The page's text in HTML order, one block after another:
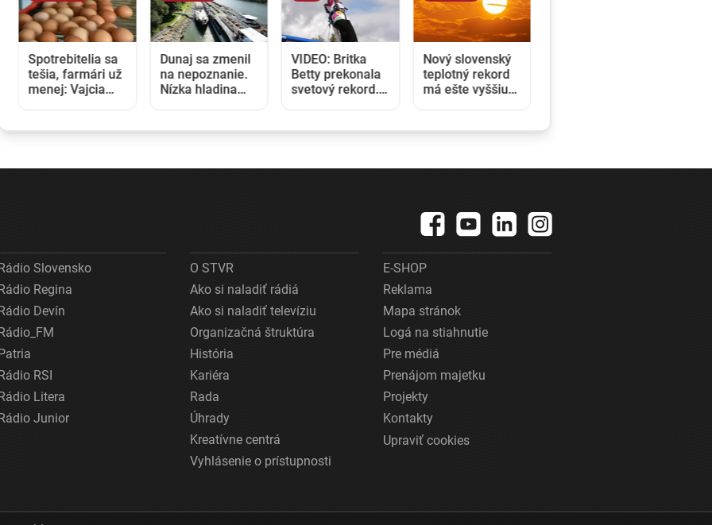
Spotrebitelia sa
tešia, farmári už
menej: Vajcia
minimum
Dunaj sa zmenil
na nepoznanie.
Nízka hladina
na prepravu
VIDEO: Britka
Betty prekonala
svetový rekord.
ženou, ktorá
lietadla
Nový slovenský
teplotný rekord
má ešte vyššiu
Slovensko
Regina
Devín
RSI
Litera
Junior
O STVR
Ako si naladiť rádiá
Ako si naladiť televíziu
Organizačná štruktúra
História
Kariéra
Rada
Úhrady
Kreatívne centrá
Vyhlásenie o prístupnosti
E-SHOP
Reklama
Mapa stránok
Logá na stiahnutie
Pre médiá
Prenájom majetku
Projekty
Kontakty
Upraviť cookies